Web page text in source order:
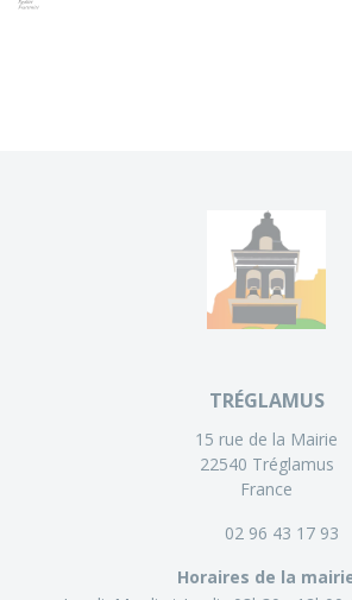
TRÉGLAMUS
15 rue de la Mairie
22540 Tréglamus
France
02 96 43 17 93
Horaires de la